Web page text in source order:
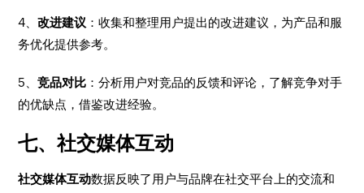
4、改进建议 ：收集和整理用户提出的改进建议，为产品和服
务优化提供参考。
5、竞品对比 ：分析用户对竞品的反馈和评论，了解竞争对手
的优缺点，借鉴改进经验。
七、社交媒体互动
社交媒体互动数据反映了用户与品牌在社交平台上的交流和